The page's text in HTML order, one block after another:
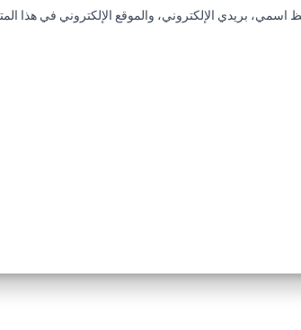
اسمي، بريدي الإلكتروني، والموقع الإلكتروني في هذا